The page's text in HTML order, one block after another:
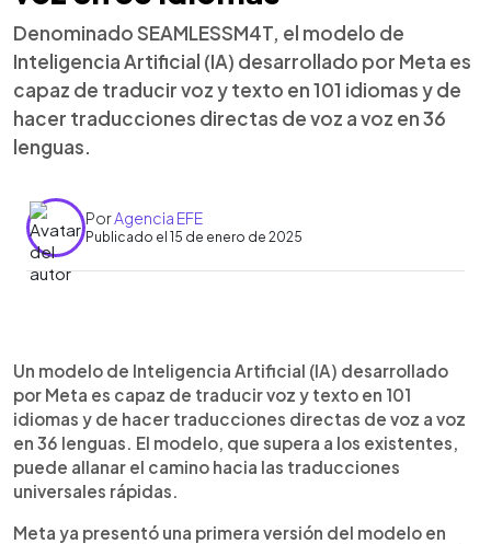
Denominado SEAMLESSM4T, el modelo de
Inteligencia Artificial (IA) desarrollado por Meta es
capaz de traducir voz y texto en 101 idiomas y de
hacer traducciones directas de voz a voz en 36
lenguas.
PorAgencia EFE
Publicado el 15 de enero de 2025
► Escuchar artículo
Un modelo de Inteligencia Artificial (IA) desarrollado
por Meta es capaz de traducir voz y texto en 101
idiomas y de hacer traducciones directas de voz a voz
en 36 lenguas. El modelo, que supera a los existentes,
puede allanar el camino hacia las traducciones
universales rápidas.
Meta ya presentó una primera versión del modelo en